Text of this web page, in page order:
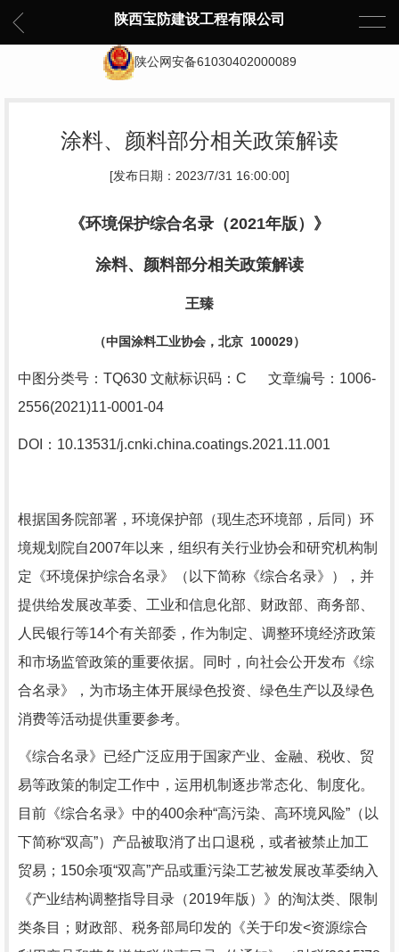
陕西宝防建设工程有限公司
陕公网安备61030402000089
涂料、颜料部分相关政策解读
[发布日期：2023/7/31 16:00:00]
《环境保护综合名录（2021年版）》
涂料、颜料部分相关政策解读
王臻
（中国涂料工业协会，北京 100029）
中图分类号： TQ630 文献标识码： C 文章编号： 1006-
2556(2021)11-0001-04
DOI： 10.13531/j.cnki.china.coatings.2021.11.001
根据国务院部署，环境保护部（现生态环境部，后同）环
境规划院自2007年以来，组织有关行业协会和研究机构制
定《环境保护综合名录》（以下简称《综合名录》），并
提供给发展改革委、工业和信息化部、财政部、商务部、
人民银行等14个有关部委，作为制定、调整环境经济政策
和市场监管政策的重要依据。同时，向社会公开发布《综
合名录》，为市场主体开展绿色投资、绿色生产以及绿色
消费等活动提供重要参考。
《综合名录》已经广泛应用于国家产业、金融、税收、贸
易等政策的制定工作中，运用机制逐步常态化、制度化。
目前《综合名录》中的400余种“高污染、高环境风险”（以
下简称“双高”）产品被取消了出口退税，或者被禁止加工
贸易； 150余项“双高”产品或重污染工艺被发展改革委纳入
《产业结构调整指导目录（2019年版）》的淘汰类、限制
类条目；财政部、税务部局印发的《关于印发<资源综合